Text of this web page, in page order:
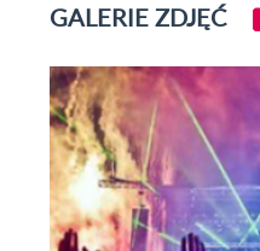
GALERIE ZDJĘĆ